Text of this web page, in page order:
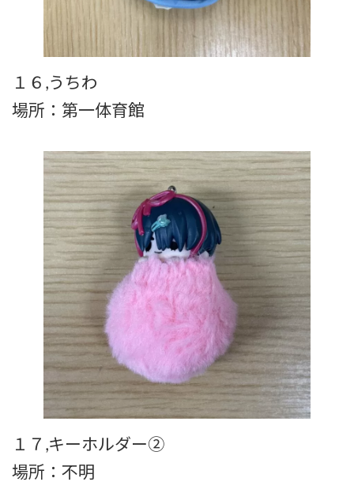
１６,うちわ
場所：第一体育館
１７,キーホルダー②
場所：不明